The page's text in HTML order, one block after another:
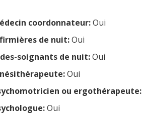
coordonnateur:Oui
de nuit:Oui
soignants de nuit:Oui
Oui
ou ergothérapeute:
Oui